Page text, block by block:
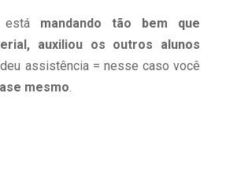
está mandando tão bem que
auxiliou os outros alunos
assistência = nesse caso você
mesmo.